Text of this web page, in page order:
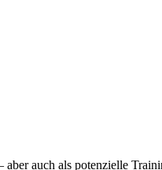
auch als potenzielle